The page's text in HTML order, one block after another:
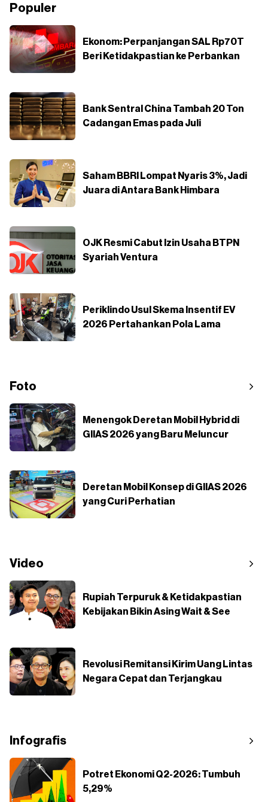
Populer
Ekonom: Perpanjangan SAL Rp70T
Beri Ketidakpastian ke Perbankan
Bank Sentral China Tambah 20 Ton
Cadangan Emas pada Juli
Saham BBRI Lompat Nyaris 3%, Jadi
Juara di Antara Bank Himbara
OJK Resmi Cabut Izin Usaha BTPN
Syariah Ventura
Periklindo Usul Skema Insentif EV
2026 Pertahankan Pola Lama
Foto
Menengok Deretan Mobil Hybrid di
GIIAS 2026 yang Baru Meluncur
Deretan Mobil Konsep di GIIAS 2026
yang Curi Perhatian
Video
Rupiah Terpuruk & Ketidakpastian
Kebijakan Bikin Asing Wait & See
Revolusi Remitansi Kirim Uang Lintas
Negara Cepat dan Terjangkau
Infografis
Potret Ekonomi Q2-2026: Tumbuh
5,29%